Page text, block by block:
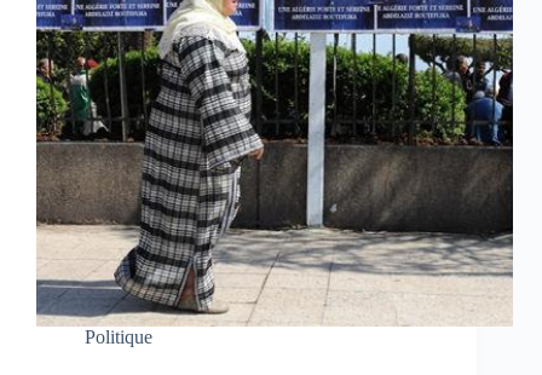
Politique